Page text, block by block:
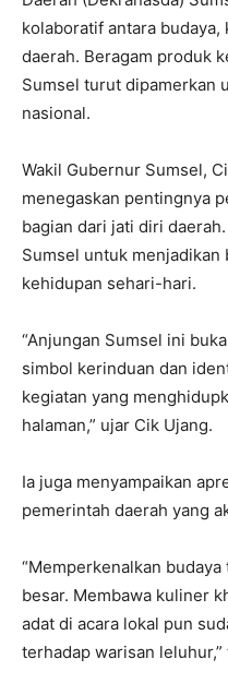
kolaboratif antara
daerah. Beragam produk
Sumsel turut dipamerkan
nasional.
Wakil Gubernur Sumsel,
menegaskan pentingnya
bagian dari jati diri
Sumsel untuk menjadikan
kehidupan sehari-hari.
“Anjungan Sumsel ini
simbol kerinduan dan
kegiatan yang
halaman,” ujar Cik Ujang.
Ia juga menyampaikan
pemerintah daerah yang
“Memperkenalkan
besar. Membawa kuliner
adat di acara lokal pun
terhadap warisan leluhur,”